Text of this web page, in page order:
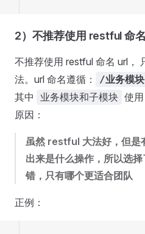
2）不推荐使用 restful 命
不推荐使用 restful 命名 url，
法。url 命名遵循：
/业务模
其中
业务模块和子模块 使用
原因：
虽然 restful 大法好，但是
出来是什么操作，所以选
错，只有哪个更适合团队
正例：